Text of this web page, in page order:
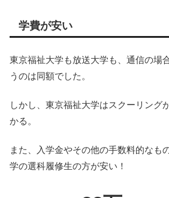
学費が安い
東京福祉大学も放送大学も、通信の場
うのは同額でした。
しかし、東京福祉大学はスクーリング
かる。
また、入学金やその他の手数料的なも
学の選科履修生の方が安い！